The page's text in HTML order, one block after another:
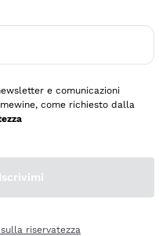
e comunicazioni
come richiesto dalla
Iscrivimi
riservatezza